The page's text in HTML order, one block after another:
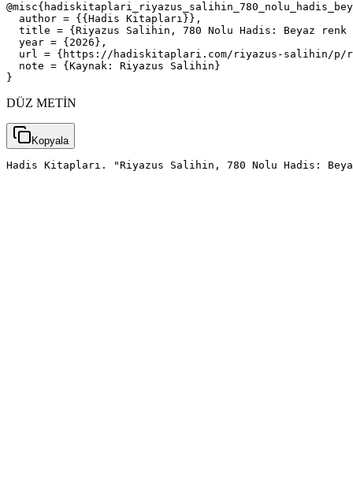
  author = {{Hadis Kitapları}},
title = {Riyazus Salihin, 780 Nolu Hadis: Beyaz renk
  year = {2026},
url = {https://hadiskitaplari.com/riyazus-salihin/
  note = {Kaynak: Riyazus Salihin}
}
DÜZ METİN
Kopyala
Hadis Kitapları. "Riyazus Salihin, 780 Nolu Hadis: